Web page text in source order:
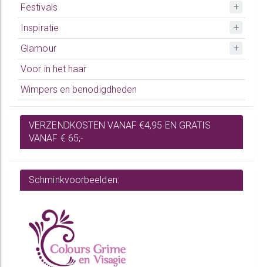
Festivals
Inspiratie
Glamour
Voor in het haar
Wimpers en benodigdheden
VERZENDKOSTEN VANAF €4,95 EN GRATIS
VANAF € 65,-
Schminkvoorbeelden: